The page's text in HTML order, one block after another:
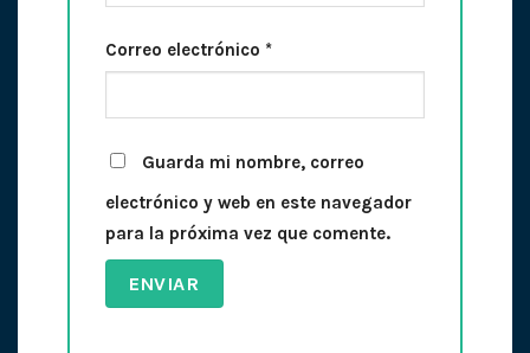
Correo electrónico *
Guarda mi nombre, correo
electrónico y web en este navegador
para la próxima vez que comente.